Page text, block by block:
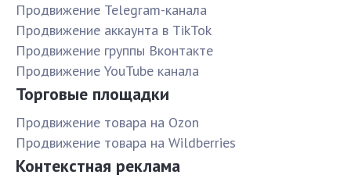
Продвижение Telegram-канала
Продвижение аккаунта в TikTok
Продвижение группы Вконтакте
Продвижение YouTube канала
Торговые площадки
Продвижение товара на Ozon
Продвижение товара на Wildberries
Контекстная реклама